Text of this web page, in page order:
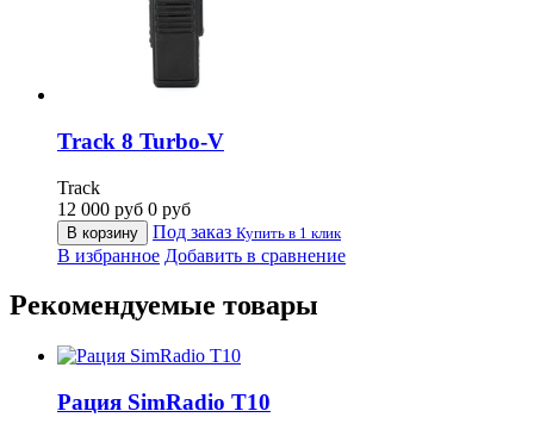
Track 8 Turbo-V
Track
12 000 руб 0 руб
В корзину Под заказ Купить в 1 клик
В избранное Добавить в сравнение
Рекомендуемые товары
Рация SimRadio T10